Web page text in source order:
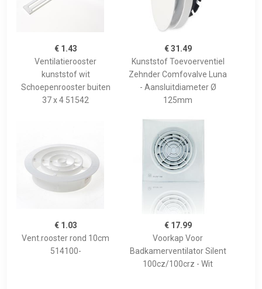
€ 1.43
Ventilatierooster
kunststof wit
Schoepenrooster buiten
37 x 4 51542
€ 31.49
Kunststof Toevoerventiel
Zehnder Comfovalve Luna
- Aansluitdiameter Ø
125mm
€ 1.03
Vent.rooster rond 10cm
514100-
€ 17.99
Voorkap Voor
Badkamerventilator Silent
100cz/100crz - Wit